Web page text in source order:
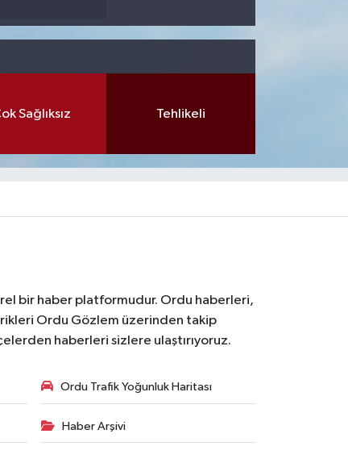
Sağlıksız Tehlikeli
bir haber platformudur. Ordu haberleri,
Ordu Gözlem üzerinden takip
haberleri sizlere ulaştırıyoruz.
Ordu Trafik Yoğunluk Haritası
Haber Arşivi